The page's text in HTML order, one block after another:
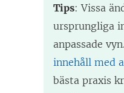
ö
n
s
t
e
t
t
n
y
t
Tips: Vissa
ursprungliga
anpassade
innehåll med
bästa praxis